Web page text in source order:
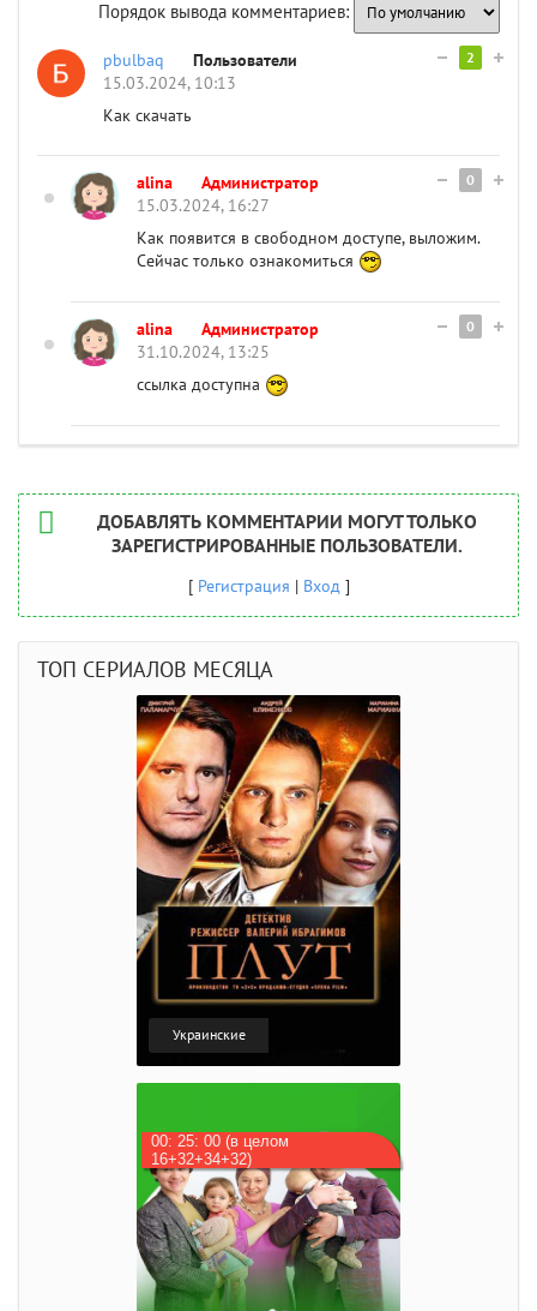
Порядок вывода комментариев:
2
pbulbaq
Пользователи
15.03.2024, 10:13
Как скачать
0
alina
Администратор
15.03.2024, 16:27
Как появится в свободном доступе, выложим.
Сейчас только ознакомиться
0
alina
Администратор
31.10.2024, 13:25
ссылка доступна
ДОБАВЛЯТЬ КОММЕНТАРИИ МОГУТ ТОЛЬКО
ЗАРЕГИСТРИРОВАННЫЕ ПОЛЬЗОВАТЕЛИ.
[ Регистрация | Вход]
ТОП СЕРИАЛОВ МЕСЯЦА
Украинские
00: 25: 00 (в целом
16+32+34+32)